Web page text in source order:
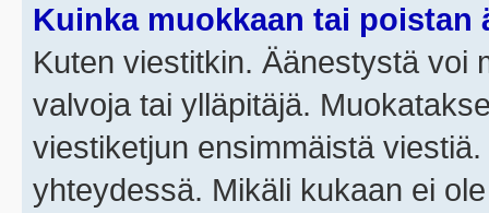
Kuinka muokkaan tai poistan
Kuten viestitkin. Äänestystä voi
valvoja tai ylläpitäjä.
viestiketjun ensimmäistä
yhteydessä. Mikäli kukaan ei